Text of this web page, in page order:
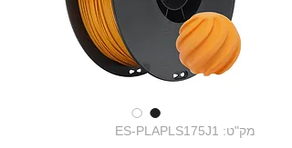
מק"ט: ES-PLAPLS175J1